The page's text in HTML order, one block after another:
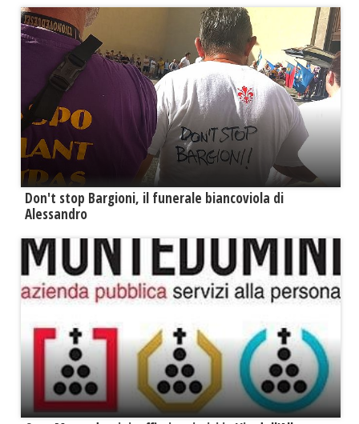
Don't stop Bargioni, il funerale biancoviola di
Alessandro